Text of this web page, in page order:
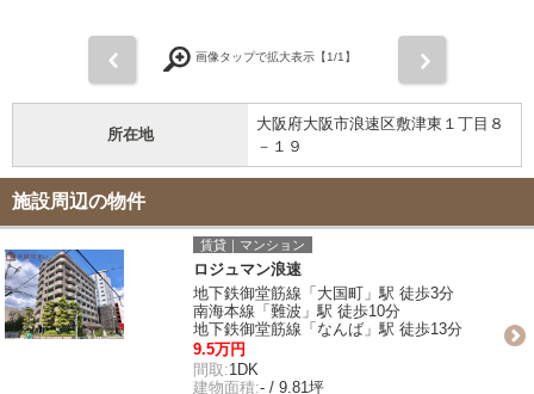
画像タップで拡大表示【1/1】
所在地
大阪府大阪市浪速区敷津東１丁目８
－１９
施設周辺の物件
賃貸｜マンション
ロジュマン浪速
地下鉄御堂筋線「大国町」駅 徒歩3分
南海本線「難波」駅 徒歩10分
地下鉄御堂筋線「なんば」駅 徒歩13分
9.5万円
間取:1DK
建物面積:- / 9.81坪